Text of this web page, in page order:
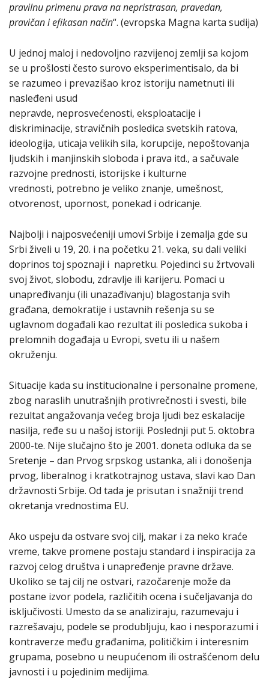
pravilnu primenu prava na nepristrasan, pravedan,
pravičan i efikasan način“. (evropska Magna karta sudija)
U jednoj maloj i nedovoljno razvijenoj zemlji sa kojom
se u prošlosti često surovo eksperimentisalo, da bi
se razumeo i prevazišao kroz istoriju nametnuti ili
nasleđeni usud
nepravde, neprosvećenosti, eksploatacije i
diskriminacije, stravičnih posledica svetskih ratova,
ideologija, uticaja velikih sila, korupcije, nepoštovanja
ljudskih i manjinskih sloboda i prava itd., a sačuvale
razvojne prednosti, istorijske i kulturne
vrednosti, potrebno je veliko znanje, umešnost,
otvorenost, upornost, ponekad i odricanje.
Najbolji i najposvećeniji umovi Srbije i zemalja gde su
Srbi živeli u 19, 20. i na početku 21. veka, su dali veliki
doprinos toј spoznaji i napretku. Pojedinci su žrtvovali
svoj život, slobodu, zdravlje ili karijeru. Pomaci u
unapređivanju (ili unazađivanju) blagostanja svih
građana, demokratije i ustavnih rešenja su se
uglavnom događali kao rezultat ili posledica sukoba i
prelomnih događaja u Evropi, svetu ili u našem
okruženju.
Situacije kada su institucionalne i personalne promene,
zbog naraslih unutrašnjih protivrečnosti i svesti, bile
rezultat angažovanja većeg broja ljudi bez eskalacije
nasilja, ređe su u našoj istoriji. Poslednji put 5. oktobra
2000-te. Nije slučajno što je 2001. doneta odluka da se
Sretenje – dan Prvog srpskog ustanka, ali i donošenja
prvog, liberalnog i kratkotrajnog ustava, slavi kao Dan
državnosti Srbije. Od tada je prisutan i snažniji trend
okretanja vrednostima EU.
Ako uspeju da ostvare svoj cilj, makar i za neko kraće
vreme, takve promene postaju standard i inspiracija za
razvoj celog društva i unapređenje pravne države.
Ukoliko se taj cilj ne ostvari, razočarenje može da
postane izvor podela, različitih ocena i sučeljavanja do
isključivosti. Umesto da se analiziraju, razumevaju i
razrešavaju, podele se produbljuju, kao i nesporazumi i
kontraverze među građanima, političkim i interesnim
grupama, posebno u neupućenom ili ostrašćenom delu
javnosti i u pojedinim medijima.